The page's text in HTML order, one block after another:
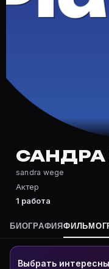
Частые
Полный список —
Кто такой(ая)
Сандра Веге —
Где открыть
На Movie Planner:
САНДРА
sandra wege
Актер
1 работа
БИОГРАФИЯ
Выбрать